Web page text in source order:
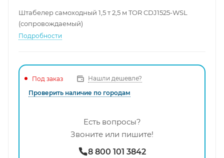
Штабелер самоходный 1,5 т 2,5 м TOR CDJ1525-WSL
(сопровождаемый)
Подробности
Под заказ
Нашли дешевле?
Проверить наличие по городам
Есть вопросы?
Звоните или пишите!
8 800 101 3842